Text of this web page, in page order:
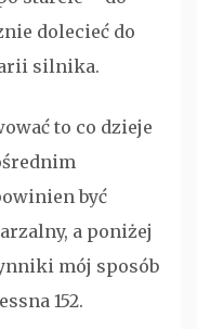
dolecieć do
silnika.
to co dzieje
być
a poniżej
mój sposób
152.